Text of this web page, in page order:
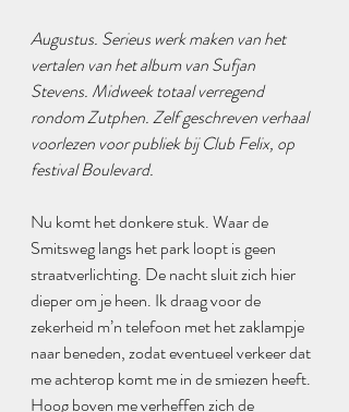
Augustus. Serieus werk maken van het
vertalen van het album van Sufjan
Stevens. Midweek totaal verregend
rondom Zutphen. Zelf geschreven verhaal
voorlezen voor publiek bij Club Felix, op
festival Boulevard.
Nu komt het donkere stuk. Waar de
Smitsweg langs het park loopt is geen
straatverlichting. De nacht sluit zich hier
dieper om je heen. Ik draag voor de
zekerheid m’n telefoon met het zaklampje
naar beneden, zodat eventueel verkeer dat
me achterop komt me in de smiezen heeft.
Hoog boven me verheffen zich de